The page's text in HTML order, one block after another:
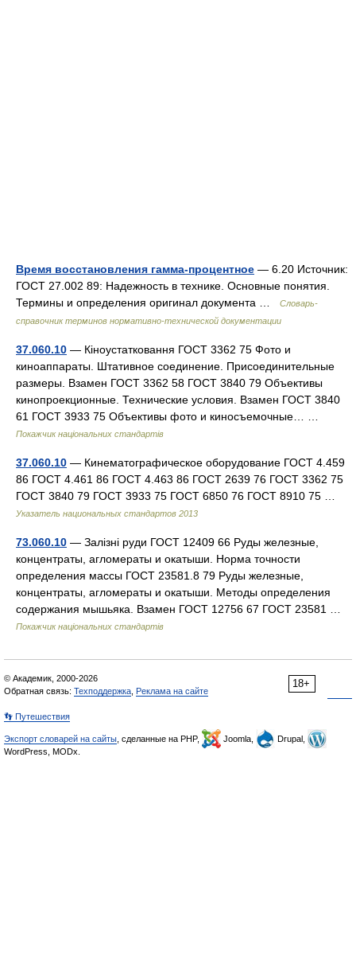
Время восстановления гамма-процентное — 6.20 Источник:
ГОСТ 27.002 89: Надежность в технике. Основные понятия.
Термины и определения оригинал документа …
Словарь-
справочник терминов нормативно-технической документации
37.060.10 — Кіноустатковання ГОСТ 3362 75 Фото и
киноаппараты. Штативное соединение. Присоединительные
размеры. Взамен ГОСТ 3362 58 ГОСТ 3840 79 Объективы
кинопроекционные. Технические условия. Взамен ГОСТ 3840
61 ГОСТ 3933 75 Объективы фото и киносъемочные… …
Покажчик національних стандартів
37.060.10 — Кинематографическое оборудование ГОСТ 4.459
86 ГОСТ 4.461 86 ГОСТ 4.463 86 ГОСТ 2639 76 ГОСТ 3362 75
ГОСТ 3840 79 ГОСТ 3933 75 ГОСТ 6850 76 ГОСТ 8910 75 …
Указатель национальных стандартов 2013
73.060.10 — Залізні руди ГОСТ 12409 66 Руды железные,
концентраты, агломераты и окатыши. Норма точности
определения массы ГОСТ 23581.8 79 Руды железные,
концентраты, агломераты и окатыши. Методы определения
содержания мышьяка. Взамен ГОСТ 12756 67 ГОСТ 23581 …
Покажчик національних стандартів
18+
© Академик, 2000-2026
Обратная связь: Техподдержка Реклама на сайте
👣 Путешествия
Экспорт словарей на сайты , сделанные на PHP, Joomla,
Drupal,
WordPress, MODx.